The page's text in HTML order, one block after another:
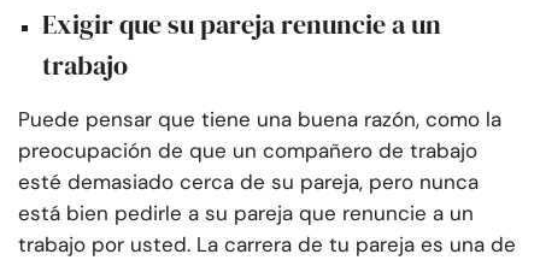
Exigir que su pareja renuncie a un
trabajo
Puede pensar que tiene una buena razón, como la
preocupación de que un compañero de trabajo
esté demasiado cerca de su pareja, pero nunca
está bien pedirle a su pareja que renuncie a un
trabajo por usted. La carrera de tu pareja es una de